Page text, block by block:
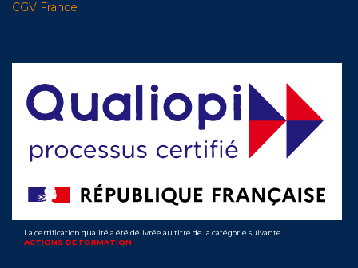
CGV France
La certification qualité a été délivrée au titre de la catégorie suivante
ACTIONS DE FORMATION